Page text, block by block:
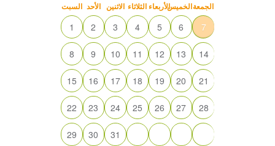
السبت الأحد الاثنين الثلاثاء الأربعاءالخميسالجمعة
1 2 3 4 5 6 7
8 9 10 11 12 13 14
15 16 17 18 19 20 21
22 23 24 25 26 27 28
29 30 31